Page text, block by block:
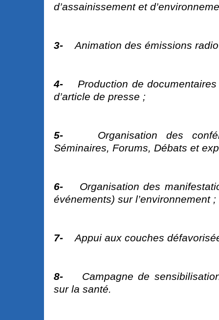
d’assainissement et
3-Animation des émissions
4- Production de
d’article de presse ;
5- Organisation des
Séminaires, Forums, Débats et
6- Organisation des
événements) sur l’environnement ;
7-Appui aux couches
8- Campagne de
sur la santé.